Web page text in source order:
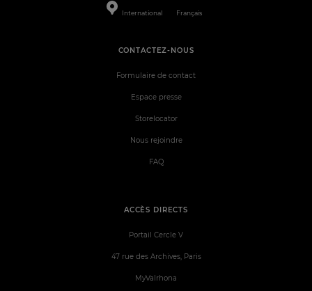
International Français
ACCÈS DIRECTS
Portail Cercle V
47 rue des Archives, Paris
MyValrhona
CONTACTEZ-NOUS
Formulaire de contact
Espace presse
Storelocator
Nous rejoindre
FAQ